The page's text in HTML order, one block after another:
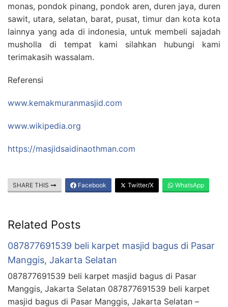
monas, pondok pinang, pondok aren, duren jaya, duren
sawit, utara, selatan, barat, pusat, timur dan kota kota
lainnya yang ada di indonesia, untuk membeli sajadah
musholla di tempat kami silahkan hubungi kami
terimakasih wassalam.
Referensi
www.kemakmuranmasjid.com
www.wikipedia.org
https://masjidsaidinaothman.com
SHARE THIS Facebook Twitter/X WhatsApp
Related Posts
087877691539 beli karpet masjid bagus di Pasar
Manggis, Jakarta Selatan
087877691539 beli karpet masjid bagus di Pasar
Manggis, Jakarta Selatan 087877691539 beli karpet
masjid bagus di Pasar Manggis, Jakarta Selatan –